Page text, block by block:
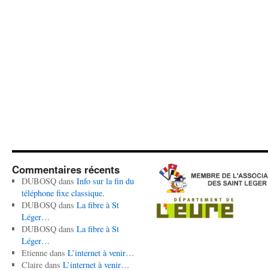
Commentaires récents
DUBOSQdans Info sur la fin du
téléphone fixe classique.
DUBOSQdans La fibre à St
Léger…
DUBOSQdans La fibre à St
Léger…
Etiennedans L’internet à venir…
Clairedans L’internet à venir…